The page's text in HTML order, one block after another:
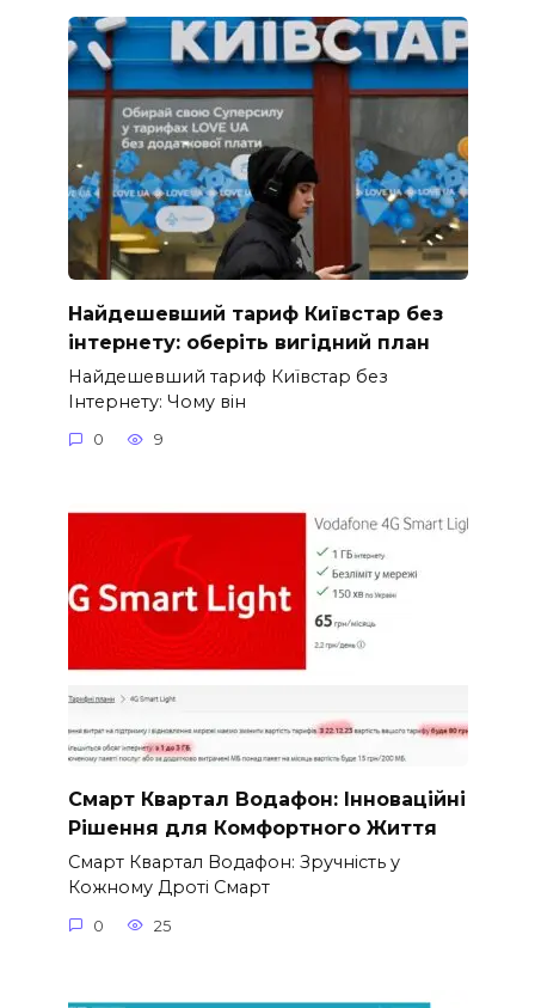
Найдешевший тариф Київстар без
інтернету: оберіть вигідний план
Найдешевший тариф Київстар без
Інтернету: Чому він
0 9
Смарт Квартал Водафон: Інноваційні
Рішення для Комфортного Життя
Смарт Квартал Водафон: Зручність у
Кожному Дроті Смарт
0 25